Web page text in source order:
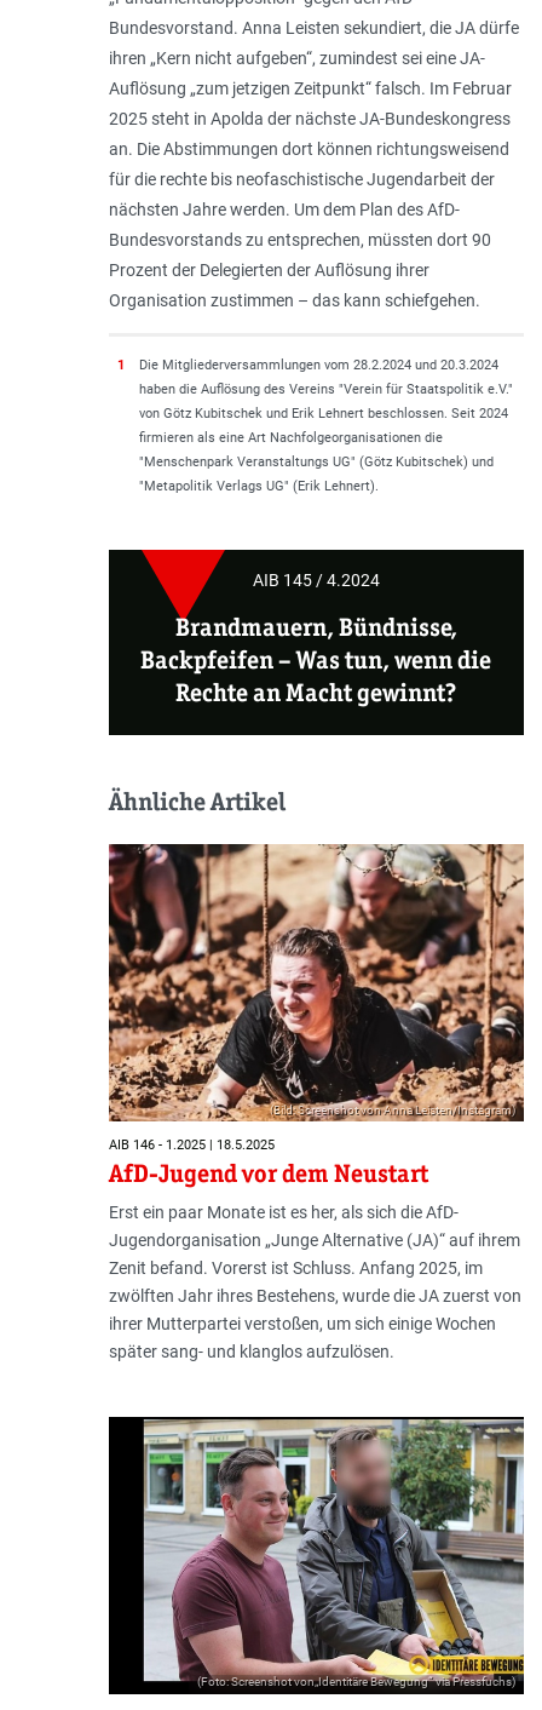
Bundesvorstand. Anna Leisten sekundiert, die JA dürfe
ihren „Kern nicht aufgeben“, zumindest sei eine JA-
Auflösung „zum jetzigen Zeitpunkt“ falsch. Im Februar
2025 steht in Apolda der nächste JA-Bundeskongress
an. Die Abstimmungen dort können richtungsweisend
für die rechte bis neofaschistische Jugendarbeit der
nächsten Jahre werden. Um dem Plan des AfD-
Bundesvorstands zu entsprechen, müssten dort 90
Prozent der Delegierten der Auflösung ihrer
Organisation zustimmen – das kann schiefgehen.
1
Die Mitgliederversammlungen vom 28.2.2024 und 20.3.2024
haben die Auflösung des Vereins "Verein für Staatspolitik e.V."
von Götz Kubitschek und Erik Lehnert beschlossen. Seit 2024
firmieren als eine Art Nachfolgeorganisationen die
"Menschenpark Veranstaltungs UG" (Götz Kubitschek) und
"Metapolitik Verlags UG" (Erik Lehnert).
AIB 145 / 4.2024
Brandmauern, Bündnisse,
Backpfeifen – Was tun, wenn die
Rechte an Macht gewinnt?
Ähnliche Artikel
(Bild: Screenshot von Anna Leisten/Instagram)
AIB 146 - 1.2025 | 18.5.2025
AfD-Jugend vor dem Neustart
Erst ein paar Monate ist es her, als sich die AfD-
Jugendorganisation „Junge Alternative (JA)“ auf ihrem
Zenit befand. Vorerst ist Schluss. Anfang 2025, im
zwölften Jahr ihres Bestehens, wurde die JA zuerst von
ihrer Mutterpartei verstoßen, um sich einige Wochen
später sang- und klanglos aufzulösen.
(Foto: Screenshot von„Identitäre Bewegung“ via Pressfuchs)